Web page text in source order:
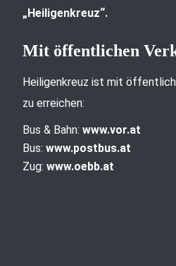
„Heiligenkreuz“.
Mit öffentlichen
Heiligenkreuz ist mit
zu erreichen:
Bus & Bahn: www.vor.at
Bus: www.postbus.at
Zug: www.oebb.at